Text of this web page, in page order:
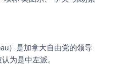
）是加拿大自由党的领导
为是中左派。